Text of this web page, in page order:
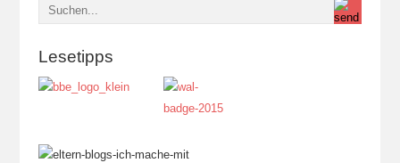
Lesetipps